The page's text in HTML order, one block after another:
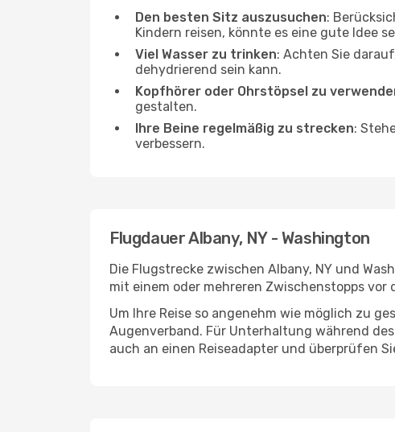
Den besten Sitz auszusuchen:
Kindern reisen, könnte es eine gute Idee
Viel Wasser zu trinken: Achten Sie
dehydrierend sein kann.
Kopfhörer oder Ohrstöpsel zu
gestalten.
Ihre Beine regelmäßig zu strecken:
verbessern.
Flugdauer Albany, NY - Washington
Die Flugstrecke zwischen Albany, NY und
mit einem oder mehreren Zwischenstopps
Um Ihre Reise so angenehm wie möglich zu
Augenverband. Für Unterhaltung während
auch an einen Reiseadapter und überprüfen